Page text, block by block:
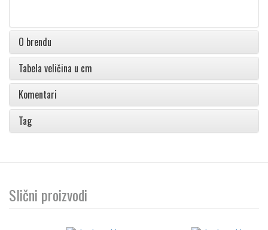
O brendu
Tabela veličina u cm
Komentari
Tag
Slični proizvodi